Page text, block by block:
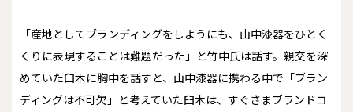
「産地としてブランディングをしようにも、山中漆器をひとく
くりに表現することは難題だった」と竹中氏は話す。親交を深
めていた臼木に胸中を話すと、山中漆器に携わる中で「ブラン
ディングは不可欠」と考えていた臼木は、すぐさまブランドコ